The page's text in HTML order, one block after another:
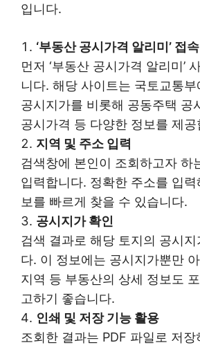
입니다.
‘부동산 공시가격 알리미’ 접속
먼저 ‘부동산 공시가격 알리미’
니다. 해당 사이트는 국토교통
공시지가를 비롯해 공동주택 공
공시가격 등 다양한 정보를 제공
지역 및 주소 입력
검색창에 본인이 조회하고자 하
입력합니다. 정확한 주소를 입
보를 빠르게 찾을 수 있습니다.
공시지가 확인
검색 결과로 해당 토지의 공시지
다. 이 정보에는 공시지가뿐만
지역 등 부동산의 상세 정보도
고하기 좋습니다.
인쇄 및 저장 기능 활용
조회한 결과는 PDF 파일로 저